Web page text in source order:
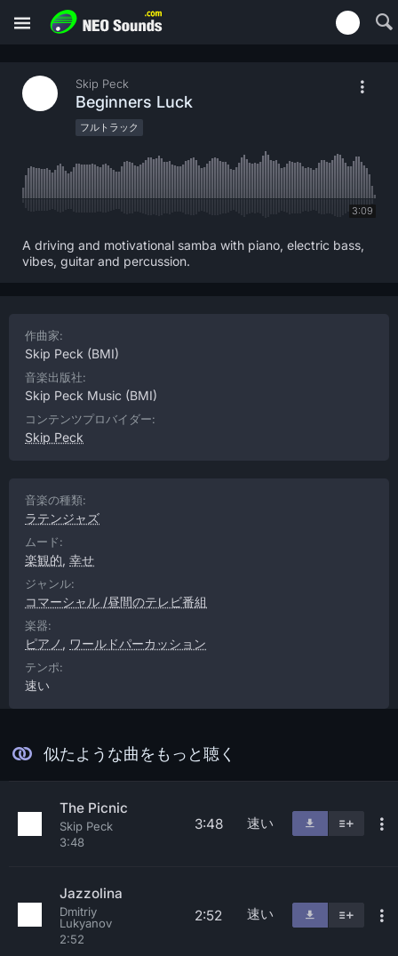
Skip Peck
Beginners Luck
フルトラック
3:09
A driving and motivational samba with piano, electric bass,
vibes, guitar and percussion.
作曲家:
Skip Peck (BMI)
音楽出版社:
Skip Peck Music (BMI)
コンテンツプロバイダー:
Skip Peck
音楽の種類:
ラテンジャズ
ムード:
楽観的, 幸せ
ジャンル:
コマーシャル /昼間のテレビ番組
楽器:
ピアノ , ワールドパーカッション
テンポ:
速い
似たような曲をもっと聴く
The Picnic
Skip Peck
3:48
3:48 速い
Jazzolina
Dmitriy
Lukyanov
2:52
2:52 速い